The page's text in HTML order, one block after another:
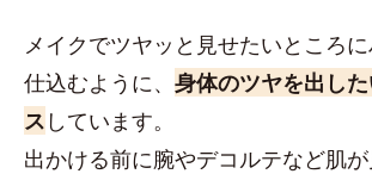
メイクでツヤッと見せたいところ
仕込むように、 身体のツヤを出し
ス しています。
出かける前に腕やデコルテなど肌